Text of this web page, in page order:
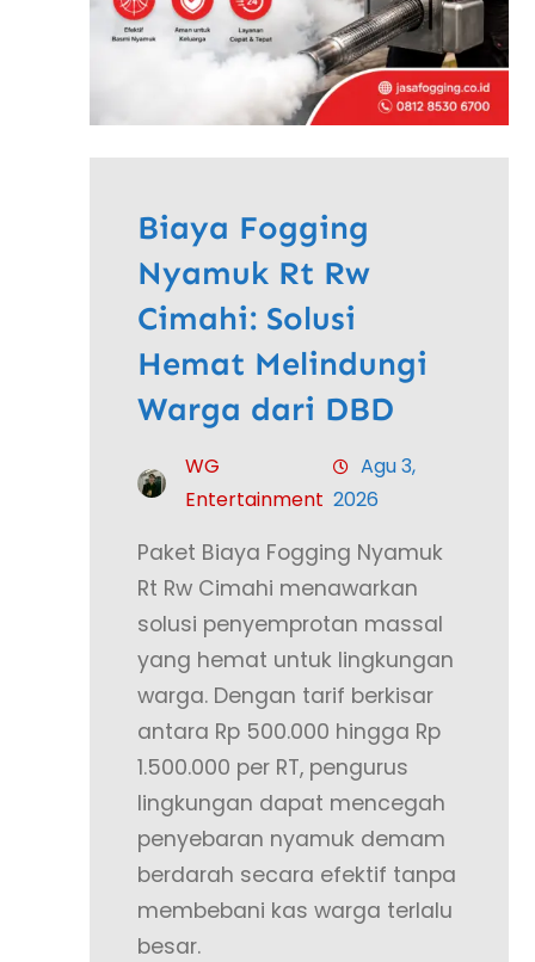
Biaya Fogging
Nyamuk Rt Rw
Cimahi: Solusi
Hemat Melindungi
Warga dari DBD
WG
Entertainment
Agu 3,
2026
Paket Biaya Fogging Nyamuk
Rt Rw Cimahi menawarkan
solusi penyemprotan massal
yang hemat untuk lingkungan
warga. Dengan tarif berkisar
antara Rp 500.000 hingga Rp
1.500.000 per RT, pengurus
lingkungan dapat mencegah
penyebaran nyamuk demam
berdarah secara efektif tanpa
membebani kas warga terlalu
besar.